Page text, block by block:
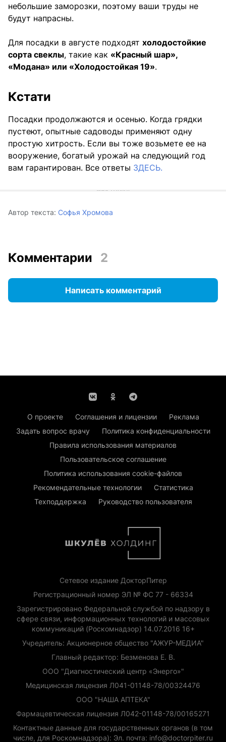
небольшие заморозки, поэтому ваши труды не
будут напрасны.
Для посадки в августе подходят холодостойкие
сорта свеклы, такие как «Красный шар»,
«Модана» или «Холодостойкая 19».
Кстати
Посадки продолжаются и осенью. Когда грядки
пустеют, опытные садоводы применяют одну
простую хитрость. Если вы тоже возьмете ее на
вооружение, богатый урожай на следующий год
вам гарантирован. Все ответы ЗДЕСЬ.
Автор текста: Софья Хромова
Комментарии 2
Написать комментарий
О проекте Соглашения и лицензии
Реклама
Задать вопрос врачу
Политика конфиденциальности
Правила использования материалов
Пользовательское соглашение
Политика использования cookie-файлов
Рекомендательные технологии
Статистика
Техподдержка
Руководство пользователя
Сетевое издание ДокторПитер
Регистрационный номер ЭЛ № ФС 77 - 66334
Зарегистрировано Федеральной службой по надзору в
сфере связи, информационных технологий и массовых
коммуникаций (Роскомнадзор) 14.07.2016 16+
Учредитель: Акционерное общество "АЖУР-МЕДИА"
Главный редактор: Безменова Е. В.
ООО "Диагностический центр «Энерго»"
Медицинская лицензия Л041-01148-78/00324476
ООО "НАША АПТЕКА"
Фармацевтическая лицензия Л042-01148-78/00165271
Контактные данные для государственных органов (в том
числе, для Роскомнадзора): Эл. почта: info@doctorpiter.ru